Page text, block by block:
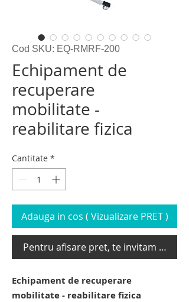
Cod SKU: EQ-RMRF-200
Echipament de
recuperare
mobilitate -
reabilitare fizica
Cantitate *
Adauga in cos ( Vizualizare PRET )
Pentru afisare pret, te invitam sa te
Echipament de recuperare
mobilitate - reabilitare fizica